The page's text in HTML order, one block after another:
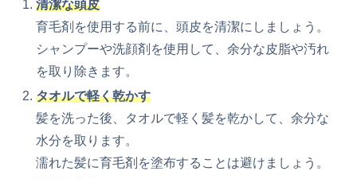
清潔な頭皮
育毛剤を使用する前に、頭皮を清潔にしましょう。
シャンプーや洗顔剤を使用して、余分な皮脂や汚れ
を取り除きます。
タオルで軽く乾かす
髪を洗った後、タオルで軽く髪を乾かして、余分な
水分を取ります。
濡れた髪に育毛剤を塗布することは避けましょう。